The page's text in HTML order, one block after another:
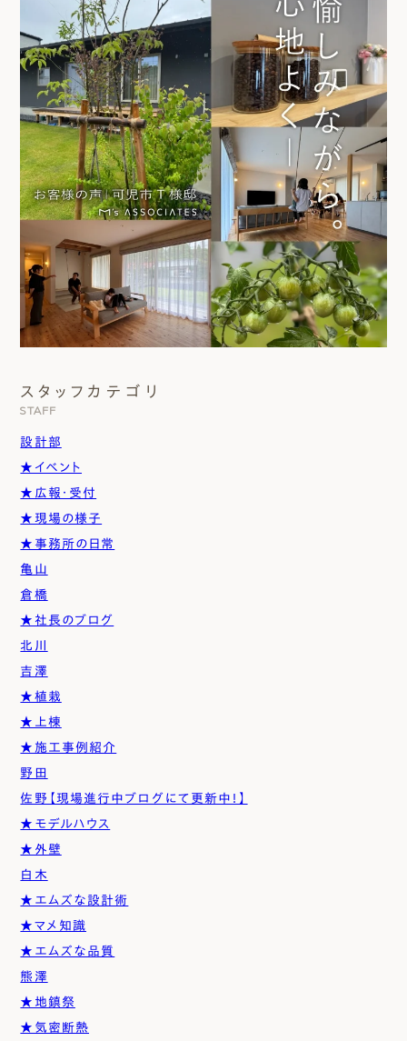
スタッフカテゴリ
STAFF
設計部
★イベント
★広報・受付
★現場の様子
★事務所の日常
亀山
倉橋
★社長のブログ
北川
吉澤
★植栽
★上棟
★施工事例紹介
野田
佐野【現場進行中ブログにて更新中！】
★モデルハウス
★外壁
白木
★エムズな設計術
★マメ知識
★エムズな品質
熊澤
★地鎮祭
★気密断熱